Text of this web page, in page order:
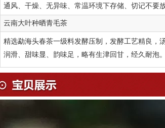
通风、干燥、无异味、常温环境下存储、切记不要
云南大叶种晒青毛茶
精选勐海头春茶一级料发酵压制，发酵工艺精良，
润滑、甜味显、韵味足，略有生津回甘，经久耐泡。